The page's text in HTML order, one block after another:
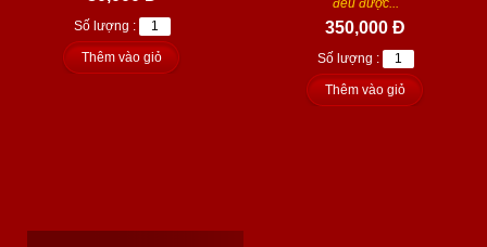
Số lượng :
Thêm vào giỏ
đều được...
350,000 Đ
Số lượng :
Thêm vào giỏ